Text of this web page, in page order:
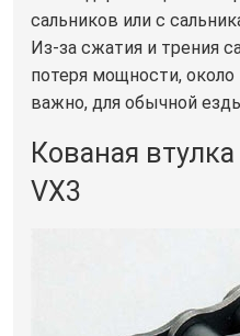
сальников или с
Из-за сжатия и трения
потеря мощности, около
важно, для обычной
Кованая
VX3